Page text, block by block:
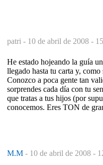
patri - 10 de abril de 2008 -
He estado hojeando la guía
llegado hasta tu carta y,
Conozco a poca gente tan
sorprendes cada día con tu
que tratas a tus hijos (por
conocemos. Eres TON de
M.M - 10 de abril de 2008 -